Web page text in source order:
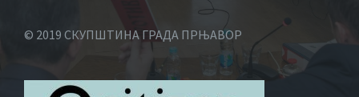
© 2019 СКУПШТИНА ГРАДА ПРЊАВОР